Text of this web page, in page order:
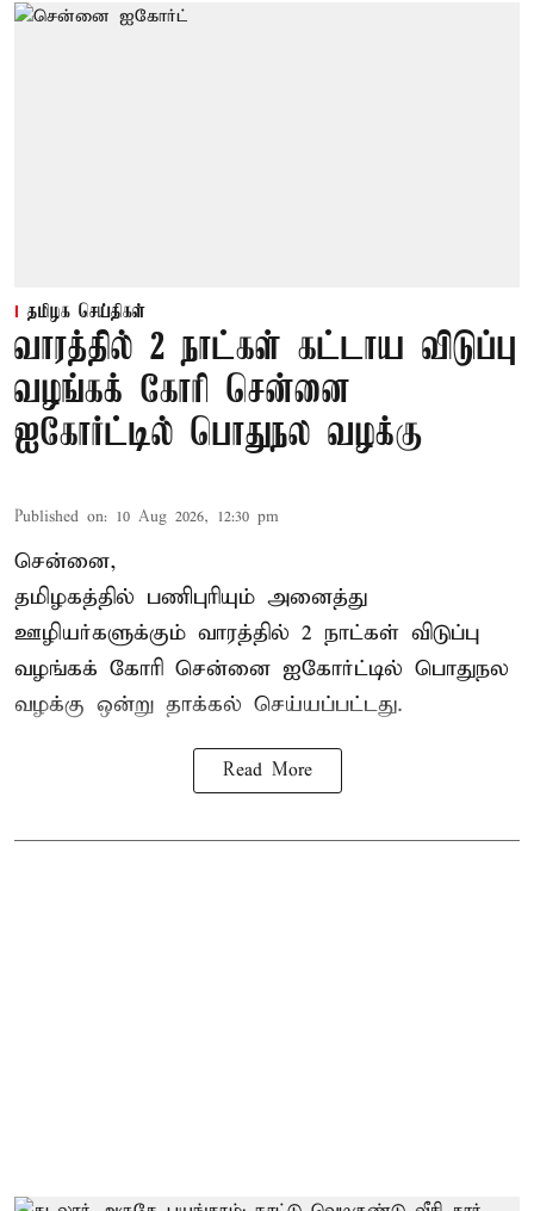
தமிழக செய்திகள்
வாரத்தில் 2 நாட்கள் கட்டாய விடுப்பு
வழங்கக் கோரி சென்னை
ஐகோர்ட்டில் பொதுநல வழக்கு
Published on: 10 Aug 2026, 12:30 pm
சென்னை,
தமிழகத்தில் பணிபுரியும் அனைத்து
ஊழியர்களுக்கும் வாரத்தில் 2 நாட்கள் விடுப்பு
வழங்கக் கோரி சென்னை ஐகோர்ட்டில் பொதுநல
வழக்கு ஒன்று தாக்கல் செய்யப்பட்டது.
Read More